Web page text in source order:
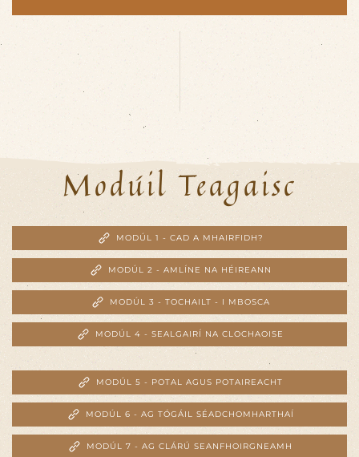
Modúil Teagaisc
MODÚL 1 - CAD A MHAIRFIDH?
MODÚL 2 - AMLÍNE NA HÉIREANN
MODÚL 3 - TOCHAILT - I MBOSCA
MODÚL 4 - SEALGAIRÍ NA CLOCHAOISE
MODÚL 5 - POTAL AGUS POTAIREACHT
MODÚL 6 - AG TÓGÁIL SÉADCHOMHARTHAÍ
MODÚL 7 - AG CLÁRÚ SEANFHOIRGNEAMH